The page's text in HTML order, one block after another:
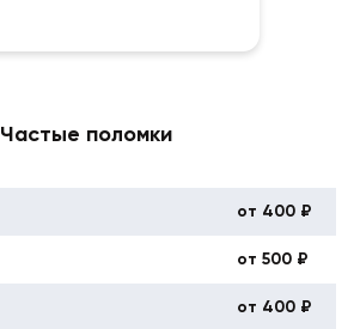
Частые поломки
от 400 ₽
от 500 ₽
от 400 ₽